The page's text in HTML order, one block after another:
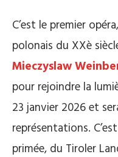
C’est le premier
polonais du XXè
Mieczyslaw
pour rejoindre la
23 janvier 2026 et
représentations.
primée, du Tiroler